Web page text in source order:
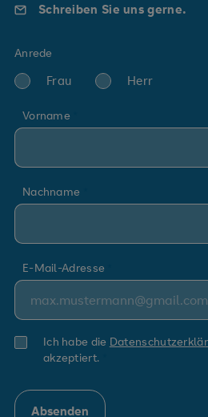
Schreiben Sie uns gerne.
Anrede
Frau Herr
Vorname
Nachname
E-Mail-Adresse
Ich habe die
akzeptiert.